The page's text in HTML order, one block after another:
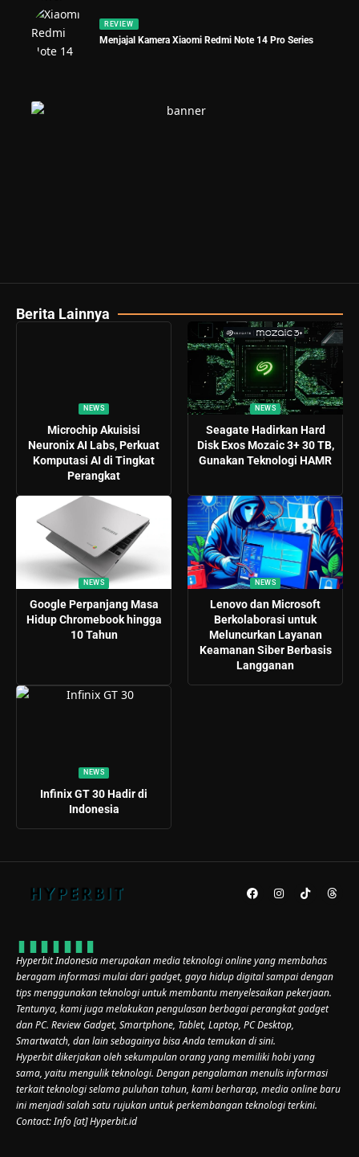
REVIEW
Menjajal Kamera Xiaomi Redmi Note 14 Pro Series
Berita Lainnya
NEWS
Microchip Akuisisi
Neuronix AI Labs, Perkuat
Komputasi AI di Tingkat
Perangkat
NEWS
Seagate Hadirkan Hard
Disk Exos Mozaic 3+ 30 TB,
Gunakan Teknologi HAMR
NEWS
Google Perpanjang Masa
Hidup Chromebook hingga
10 Tahun
NEWS
Lenovo dan Microsoft
Berkolaborasi untuk
Meluncurkan Layanan
Keamanan Siber Berbasis
Langganan
NEWS
Infinix GT 30 Hadir di
Indonesia
Hyperbit Indonesia merupakan media teknologi online yang membahas
beragam informasi mulai dari gadget, gaya hidup digital sampai dengan
tips menggunakan teknologi untuk membantu menyelesaikan pekerjaan.
Tentunya, kami juga melakukan pengulasan berbagai perangkat gadget
dan PC. Review Gadget, Smartphone, Tablet, Laptop, PC Desktop,
Smartwatch, dan lain sebagainya bisa Anda temukan di sini.
Hyperbit dikerjakan oleh sekumpulan orang yang memiliki hobi yang
sama, yaitu mengulik teknologi. Dengan pengalaman menulis informasi
terkait teknologi selama puluhan tahun, kami berharap, media online baru
ini menjadi salah satu rujukan untuk perkembangan teknologi terkini.
Contact: Info [at] Hyperbit.id